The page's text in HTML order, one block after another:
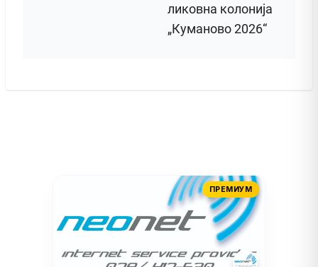
ликовна колонија
„Куманово 2026“
ПРЕМИУМ